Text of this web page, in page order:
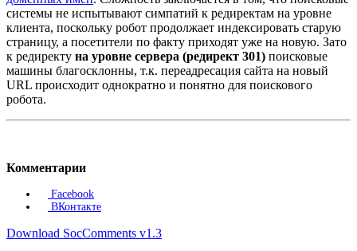
системы не испытывают симпатий к редиректам на уровне
клиента, поскольку робот продолжает индексировать старую
страницу, а посетители по факту приходят уже на новую. Зато
к редиректу на уровне сервера (редирект 301) поисковые
машины благосклонны, т.к. переадресация сайта на новый
URL происходит однократно и понятно для поискового
робота.
Комментарии
Facebook
ВКонтакте
Download SocComments v1.3